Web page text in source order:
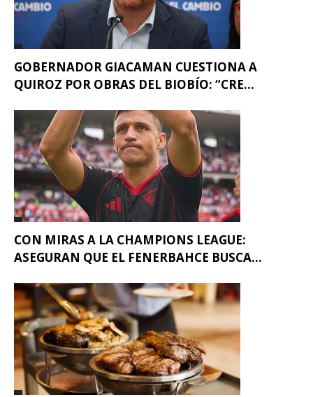
GOBERNADOR GIACAMAN CUESTIONA A
QUIROZ POR OBRAS DEL BIOBÍO: “CRE...
CON MIRAS A LA CHAMPIONS LEAGUE:
ASEGURAN QUE EL FENERBAHCE BUSCA...